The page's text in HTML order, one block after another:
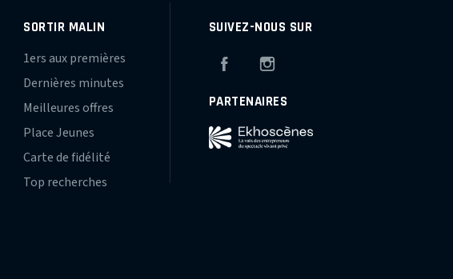
SORTIR MALIN
1ers aux premières
Dernières minutes
Meilleures offres
Place Jeunes
Carte de fidélité
Top recherches
SUIVEZ-NOUS SUR
Facebook
PARTENAIRES